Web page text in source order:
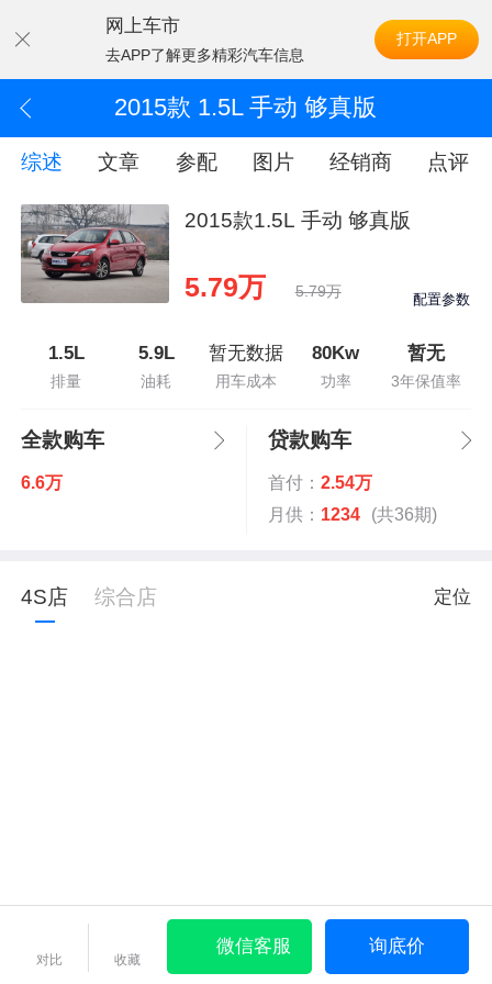
网上车市
去APP了解更多精彩汽车信息
打开APP
2015款 1.5L 手动 够真版
综述 文章 参配 图片 经销商 点评
2015款1.5L 手动 够真版
5.79万 5.79万 配置参数
1.5L
排量
5.9L
油耗
暂无数据
用车成本
80Kw
功率
暂无
3年保值率
全款购车
6.6万
贷款购车
首付： 2.54万
月供： 1234 (共36期)
4S店 综合店 定位
对比 收藏
微信客服 询底价